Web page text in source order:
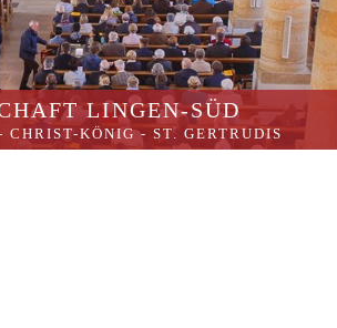
LINGEN-SÜD
CHRIST-KÖNIG-ST. GERTRUDIS